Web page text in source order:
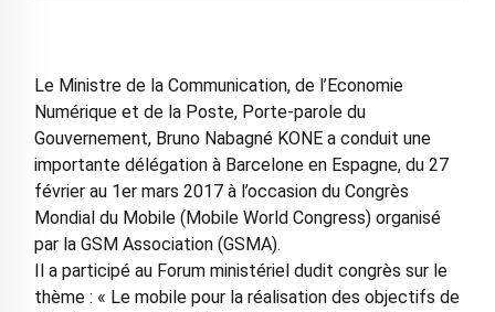
Le Ministre de la Communication, de l’Economie
Numérique et de la Poste, Porte-parole du
Gouvernement, Bruno Nabagné KONE a conduit une
importante délégation à Barcelone en Espagne, du 27
février au 1er mars 2017 à l’occasion du Congrès
Mondial du Mobile (Mobile World Congress) organisé
par la GSM Association (GSMA).
Il a participé au Forum ministériel dudit congrès sur le
thème : « Le mobile pour la réalisation des objectifs de